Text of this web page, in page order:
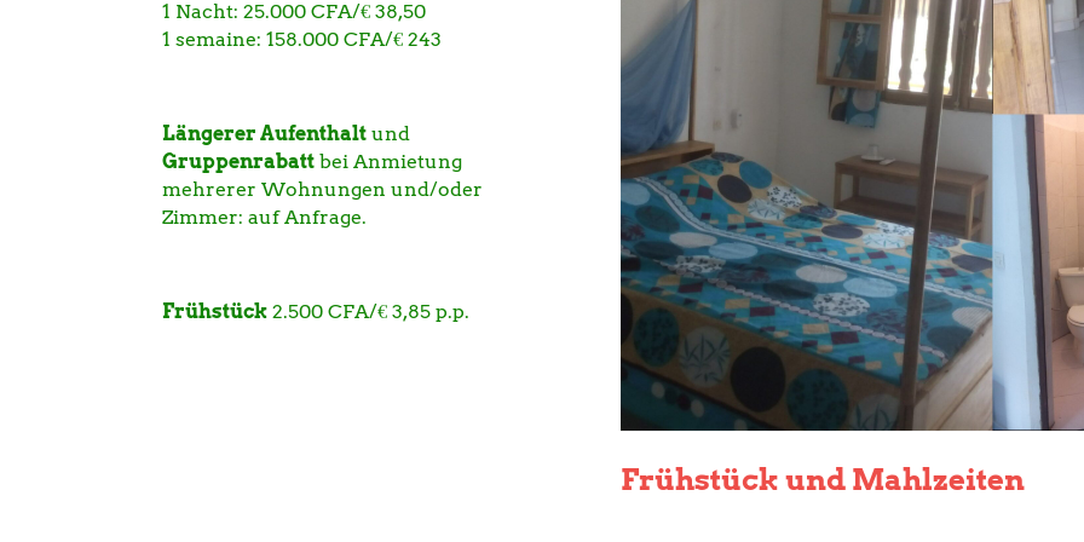
1 Nacht: 25.000 CFA/€ 38,50
1 semaine: 158.000 CFA/€ 243
Längerer Aufenthalt und
Gruppenrabatt bei Anmietung
mehrerer Wohnungen und/oder
Zimmer: auf Anfrage.
Frühstück 2.500 CFA/€ 3,85 p.p.
Frühstück und Mahlzeiten